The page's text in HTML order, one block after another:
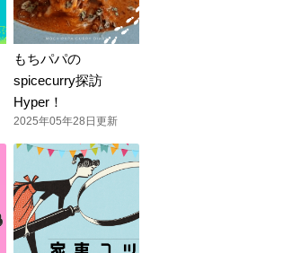
もちパパの
spicecurry探訪
Hyper！
2025年05年28日更新